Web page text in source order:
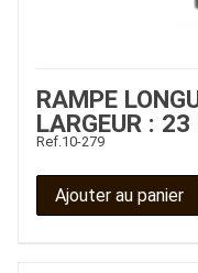
RAMPE
LARGEUR :
Ref. 10-279
Ajouter au panier